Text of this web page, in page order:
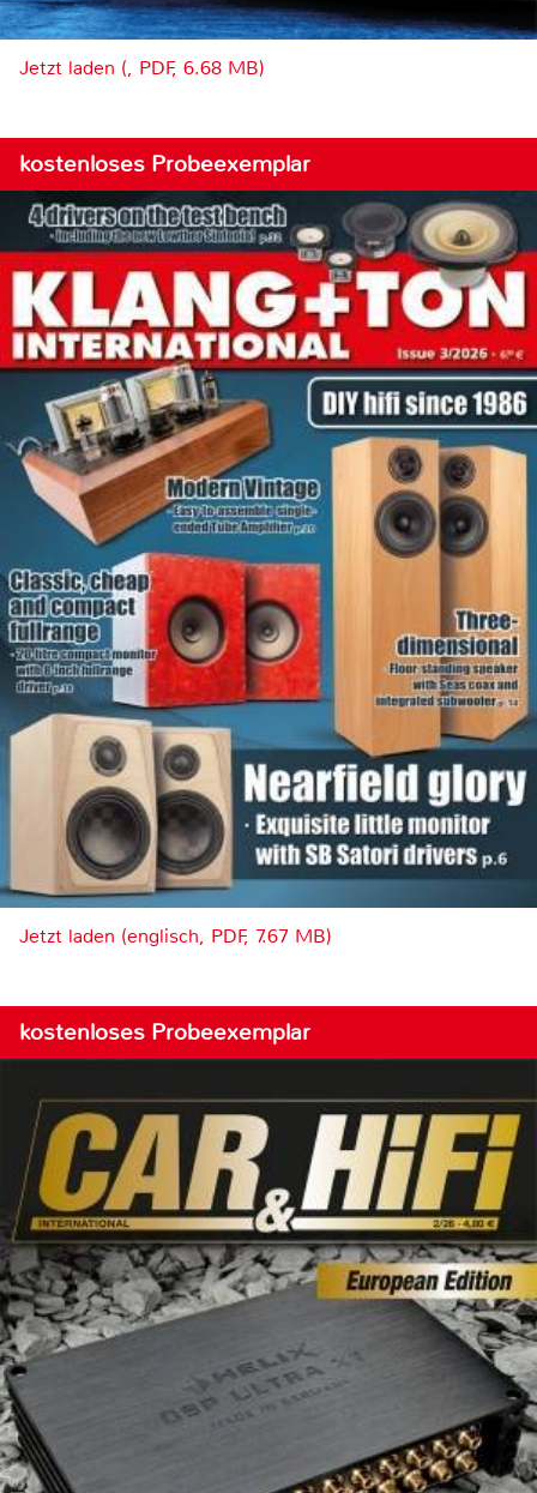
Jetzt laden (, PDF, 6.68 MB)
kostenloses Probeexemplar
Jetzt laden (englisch, PDF, 7.67 MB)
kostenloses Probeexemplar